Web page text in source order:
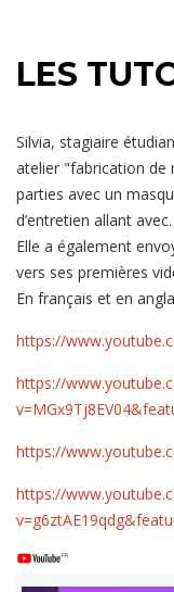
LES
Silvia, stagiaire
atelier "fabrication de
parties avec un
d’entretien allant avec.
Elle a également
vers ses premières
En français et en
https://
https://
https://
https://